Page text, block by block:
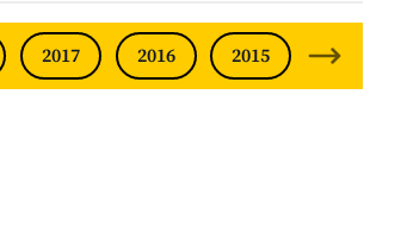
2017 2016 2015 2014